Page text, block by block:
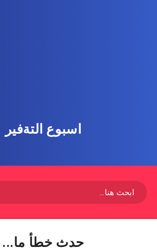
اسبوع التةفير
حدث خطأ ما...